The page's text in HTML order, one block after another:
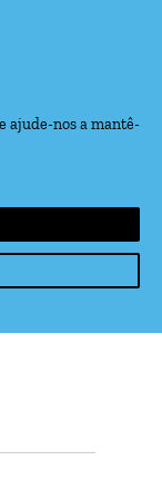
ajude-nos a mantê-